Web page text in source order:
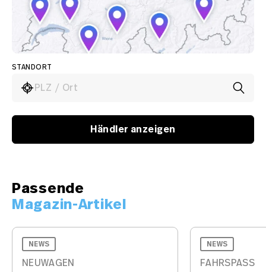
STANDORT
PLZ / Ort
Händler anzeigen
Passende
Magazin-Artikel
NEWS
NEUWAGEN
NEWS
FAHRSPASS